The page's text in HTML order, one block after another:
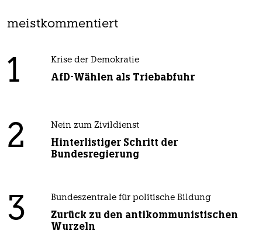
meistkommentiert
1 Krise der Demokratie
AfD-Wählen als Triebabfuhr
2 Nein zum Zivildienst
Hinterlistiger Schritt der
Bundesregierung
3 Bundeszentrale für politische Bildung
Zurück zu den antikommunistischen
Wurzeln